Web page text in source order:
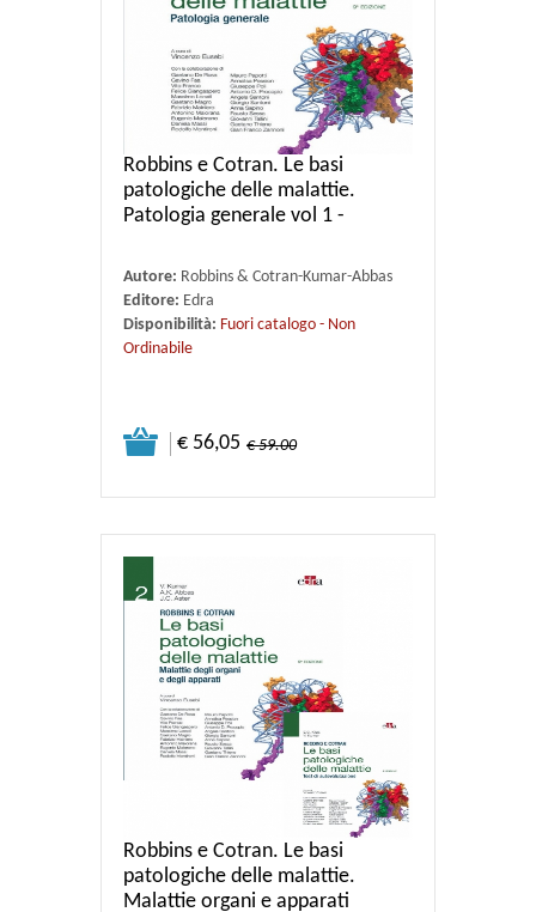
Robbins e Cotran. Le basi
patologiche delle malattie.
Patologia generale vol 1 -
Autore: Robbins & Cotran-Kumar-Abbas
Editore: Edra
Disponibilità: Fuori catalogo - Non
Ordinabile
€ 56,05 € 59.00
Robbins e Cotran. Le basi
patologiche delle malattie.
Malattie organi e apparati